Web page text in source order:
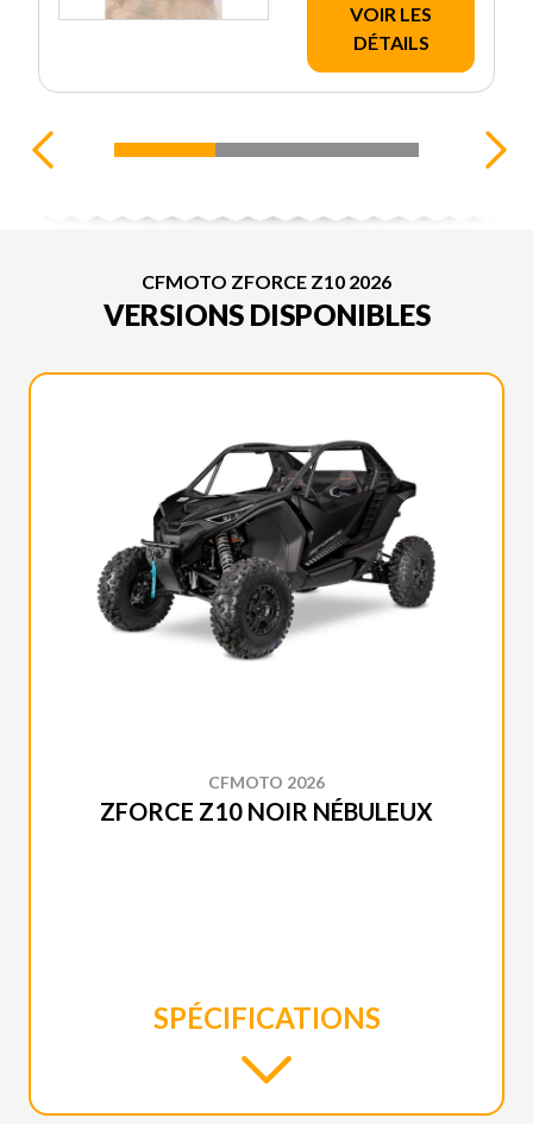
VOIR LES
DÉTAILS
CFMOTO ZFORCE Z10 2026
VERSIONS DISPONIBLES
CFMOTO 2026
ZFORCE Z10 NOIR NÉBULEUX
SPÉCIFICATIONS